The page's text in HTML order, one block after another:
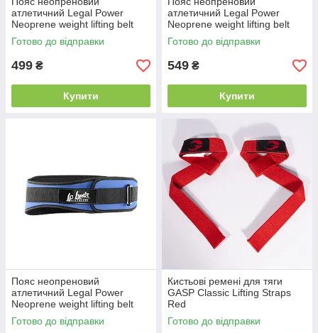
атлетичний Legal Power
Neoprene weight lifting belt
Neon Red M/L
Готово до відправки
499 ₴
Купити
атлетичний Legal Power
Neoprene weight lifting belt
Green M/L
Готово до відправки
549 ₴
Купити
Пояс неопреновий
атлетичний Legal Power
Neoprene weight lifting belt
Blue M/L
Готово до відправки
Кистьові ремені для тяги
GASP Classic Lifting Straps
Red
Готово до відправки